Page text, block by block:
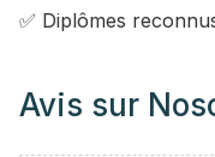
✅ Diplômes
Avis sur